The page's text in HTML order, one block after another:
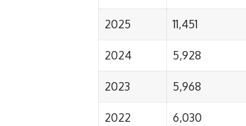
2025 11,451
2024 5,928
2023 5,968
2022 6,030